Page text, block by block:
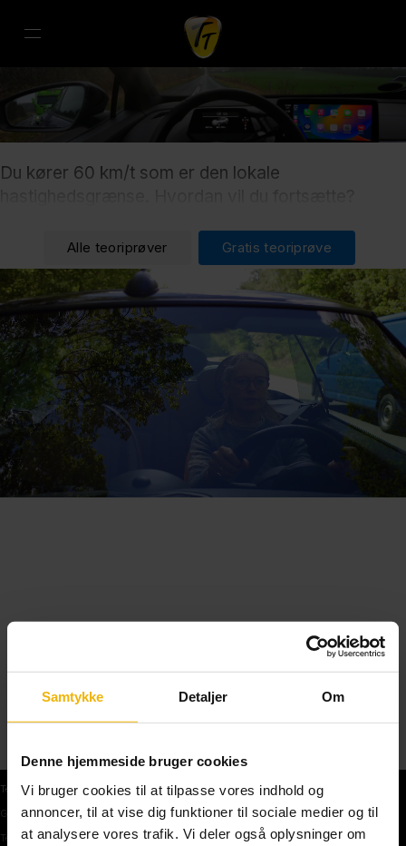
Samtykke Detaljer Om
Denne hjemmeside bruger cookies
Vi bruger cookies til at tilpasse vores indhold og
annoncer, til at vise dig funktioner til sociale medier og til
at analysere vores trafik. Vi deler også oplysninger om
Du kører 60 km/t som er den lokale
Alle teoriprøver Gratis teoriprøve
Teoriprøver
Gratis teoriprøve
Teoriprøver oversigt